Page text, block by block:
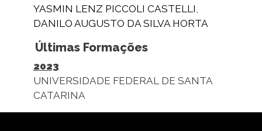
YASMIN LENZ PICCOLI CASTELLI
DANILO AUGUSTO DA SILVA HORTA
Últimas Formações
2023
UNIVERSIDADE FEDERAL DE SANTA
CATARINA